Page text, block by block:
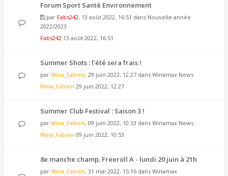
Forum Sport Santé Environnement
par Fabs242, 13 août 2022, 16:51 dans Nouvelle année
2022/2023
Fabs242 13 août 2022, 16:51
Summer Shots : l'été sera frais !
par Wina_Fabien, 29 juin 2022, 12:27 dans Winamax News
Wina_Fabien 29 juin 2022, 12:27
Summer Club Festival : Saison 3 !
par Wina_Fabien, 09 juin 2022, 10:53 dans Winamax News
Wina_Fabien 09 juin 2022, 10:53
8e manche champ. Freeroll A - lundi 20 juin à 21h
par Wina_Fabien, 31 mai 2022, 15:16 dans Winamax